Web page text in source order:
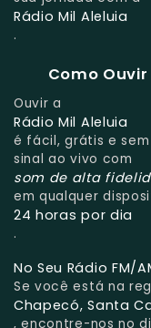
Rádio Mil Aleluia
.
Como Ouvir
Ouvir a
Rádio Mil Aleluia
é fácil, grátis e
sinal ao vivo com
som de alta
em qualquer
24 horas por dia
.
No Seu Rádio FM/
Se você está na
Chapecó, Santa
, encontre-nos no